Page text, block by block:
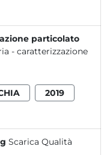
particolato
- caratterizzazione
2019
Scarica Qualità